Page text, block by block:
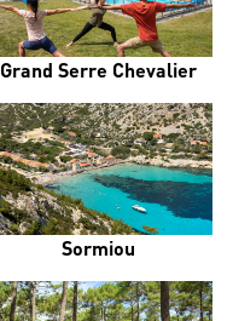
Grand Serre Chevalier
Sormiou